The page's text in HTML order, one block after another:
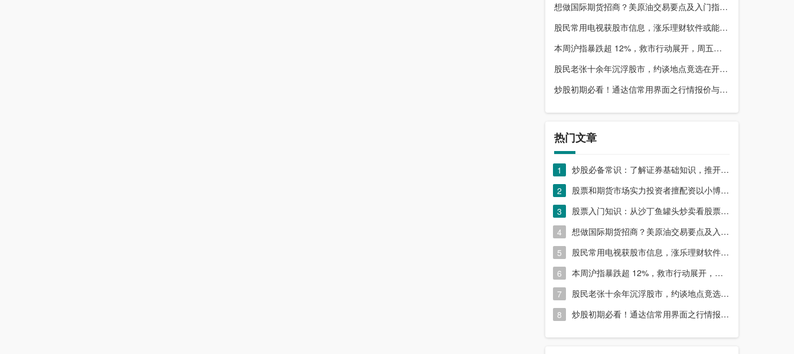
想做国际期货招商？美原油交易要点及入门指南请收好
股民常用电视获股市信息，涨乐理财软件或能满足更多需求？
本周沪指暴跌超 12%，救市行动展开，周五市场有何措施？
股民老张十余年沉浮股市，约谈地点竟选在开户超市门口？
炒股初期必看！通达信常用界面之行情报价与分时图介绍
热门文章
1
炒股必备常识：了解证券基础知识，推开股票市场大门
2
股票和期货市场实力投资者擅配资以小博大，顶配网优势尽显
3
股票入门知识：从沙丁鱼罐头炒卖看股票交易本质，你了解吗？
4
想做国际期货招商？美原油交易要点及入门指南请收好
5
股民常用电视获股市信息，涨乐理财软件或能满足更多需求？
6
本周沪指暴跌超 12%，救市行动展开，周五市场有何措施？
7
股民老张十余年沉浮股市，约谈地点竟选在开户超市门口？
8
炒股初期必看！通达信常用界面之行情报价与分时图介绍